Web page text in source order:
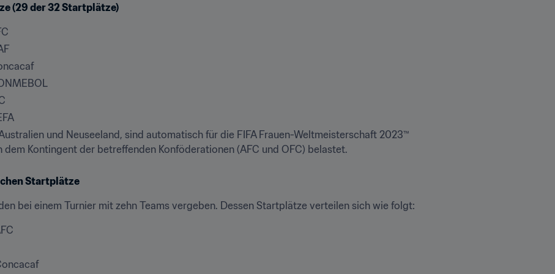
(29 der 32 Startplätze)
und Neuseeland, sind automatisch für die FIFA Frauen-Weltmeisterschaft 2023™
Kontingent der betreffenden Konföderationen (AFC und OFC) belastet.
Startplätze
bei einem Turnier mit zehn Teams vergeben. Dessen Startplätze verteilen sich wie folgt: